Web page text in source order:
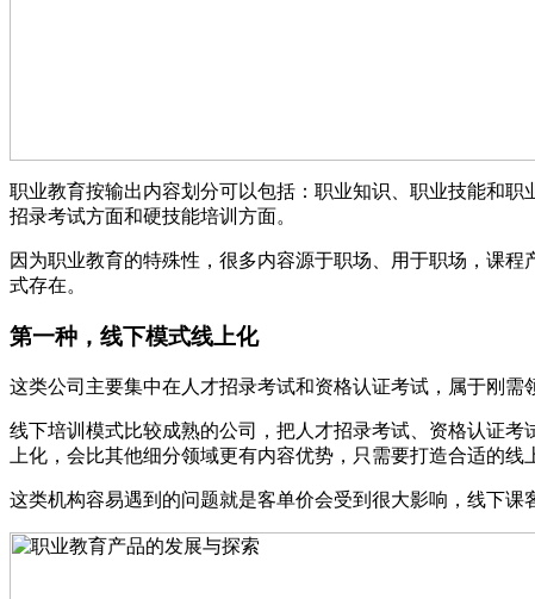
职业教育按输出内容划分可以包括：职业知识、职业技能和
招录考试方面和硬技能培训方面。
因为职业教育的特殊性，很多内容源于职场、用于职场，课
式存在。
第一种，线下模式线上化
这类公司主要集中在人才招录考试和资格认证考试，属于刚需
线下培训模式比较成熟的公司，把人才招录考试、资格认证
上化，会比其他细分领域更有内容优势，只需要打造合适的线
这类机构容易遇到的问题就是客单价会受到很大影响，线下